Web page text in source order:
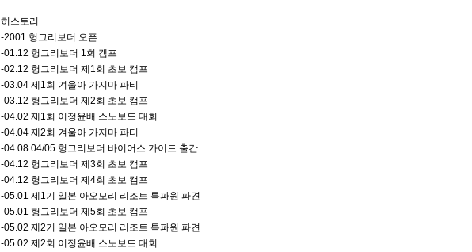
히스토리
-2001 헝그리보더 오픈
-01.12 헝그리보더 1회 캠프
-02.12 헝그리보더 제1회 초보 캠프
-03.04 제1회 겨울아 가지마 파티
-03.12 헝그리보더 제2회 초보 캠프
-04.02 제1회 이정윤배 스노보드 대회
-04.04 제2회 겨울아 가지마 파티
-04.08 04/05 헝그리보더 바이어스 가이드 출간
-04.12 헝그리보더 제3회 초보 캠프
-04.12 헝그리보더 제4회 초보 캠프
-05.01 제1기 일본 아오모리 리조트 특파원 파견
-05.01 헝그리보더 제5회 초보 캠프
-05.02 제2기 일본 아오모리 리조트 특파원 파견
-05.02 제2회 이정윤배 스노보드 대회